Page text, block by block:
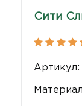
Сити
Артикул: